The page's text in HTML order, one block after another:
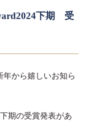
下期 受
から嬉しいお知ら
期の受賞発表があ